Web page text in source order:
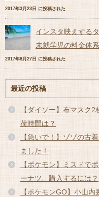
2017年3月23日 に投稿された
インスタ映えする
未就学児の料金体
2017年8月27日 に投稿された
最近の投稿
【ダイソー】布マスク
荷時間は？
【急いで！】ゾゾの古
ました！
【ポケモン】ミスドで
ーナツ、購入するには？
【ポケモンGO】小山